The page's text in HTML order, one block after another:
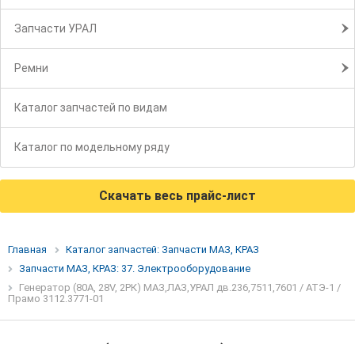
Запчасти УРАЛ
Ремни
Каталог запчастей по видам
Каталог по модельному ряду
Скачать весь прайс-лист
Главная
Каталог запчастей: Запчасти МАЗ, КРАЗ
Запчасти МАЗ, КРАЗ: 37. Электрооборудование
Генератор (80А, 28V, 2РК) МАЗ,ЛАЗ,УРАЛ дв.236,7511,7601 / АТЭ-1 /
Прамо 3112.3771-01